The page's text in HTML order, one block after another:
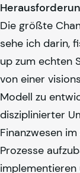
Die größte
sehe ich darin,
up zum echten
von einer
Modell zu
disziplinierter
Finanzwesen
Prozesse